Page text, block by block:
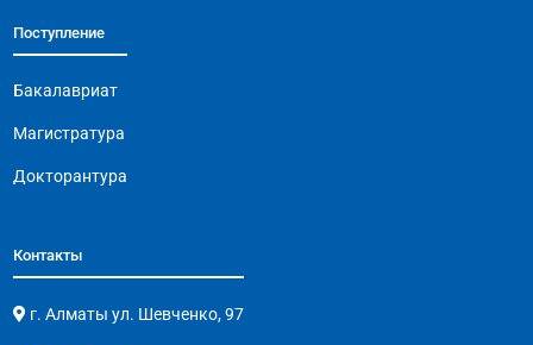
Поступление
Бакалавриат
Магистратура
Докторантура
Контакты
г. Алматы ул. Шевченко, 97